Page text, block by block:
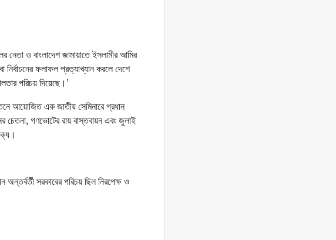
নেতা ও বাংলাদেশ জামায়াতে ইসলামীর আমির
নির্বাচনের ফলাফল প্রত্যাখ্যান করলে দেশে
পরিচয় দিয়েছে।’
আয়োজিত এক জাতীয় সেমিনারে প্রধান
গণভোটের রায় বাস্তবায়ন এবং জুলাই
সরকারের পরিচয় ছিল নিরপেক্ষ ও